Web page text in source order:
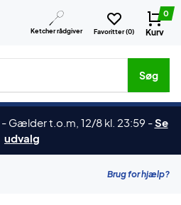
Ketcher rådgiver Favoritter (0)
0
Kurv
mærker etc.
Søg
- Gælder t.o.m, 12/8 kl. 23:59 -Se
udvalg
Brug for hjælp?